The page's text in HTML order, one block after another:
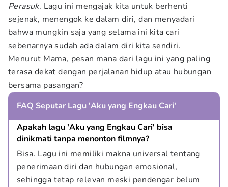
Perasuk. Lagu ini mengajak kita untuk berhenti
sejenak, menengok ke dalam diri, dan menyadari
bahwa mungkin saja yang selama ini kita cari
sebenarnya sudah ada dalam diri kita sendiri.
Menurut Mama, pesan mana dari lagu ini yang paling
terasa dekat dengan perjalanan hidup atau hubungan
bersama pasangan?
FAQ Seputar Lagu 'Aku yang Engkau Cari'
Apakah lagu 'Aku yang Engkau Cari' bisa
dinikmati tanpa menonton filmnya?
Bisa. Lagu ini memiliki makna universal tentang
penerimaan diri dan hubungan emosional,
sehingga tetap relevan meski pendengar belum